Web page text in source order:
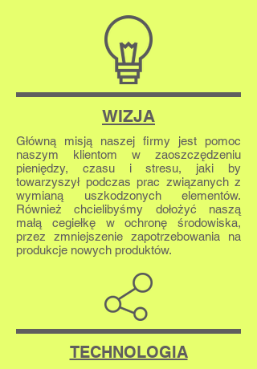
WIZJA
Główną misją naszej firmy jest pomoc
naszym klientom w zaoszczędzeniu
pieniędzy, czasu i stresu, jaki by
towarzyszył podczas prac związanych z
wymianą uszkodzonych elementów.
Również chcielibyśmy dołożyć naszą
małą cegiełkę w ochronę środowiska,
przez zmniejszenie zapotrzebowania na
produkcje nowych produktów.
TECHNOLOGIA